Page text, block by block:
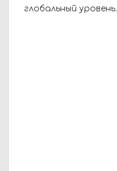
глобальный уровень.